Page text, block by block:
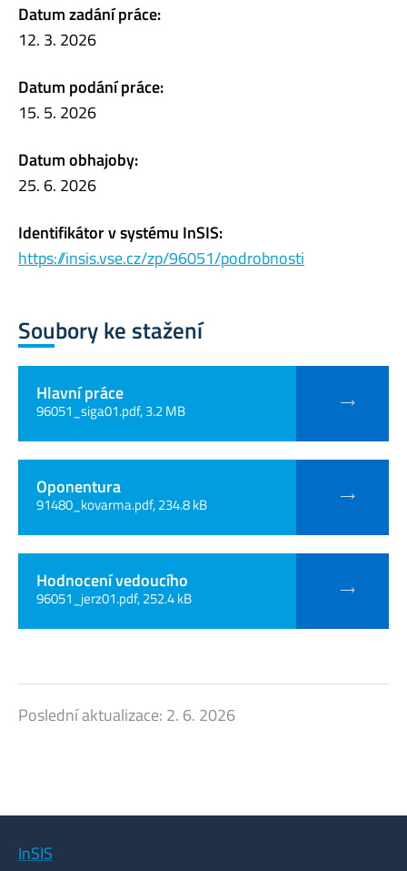
Datum zadání práce:
12. 3. 2026
Datum podání práce:
15. 5. 2026
Datum obhajoby:
25. 6. 2026
Identifikátor v systému InSIS:
https://insis.vse.cz/zp/96051/podrobnosti
Soubory ke stažení
Hlavní práce
96051_siga01.pdf, 3.2 MB
Oponentura
91480_kovarma.pdf, 234.8 kB
Hodnocení vedoucího
96051_jerz01.pdf, 252.4 kB
Poslední aktualizace: 2. 6. 2026
InSIS